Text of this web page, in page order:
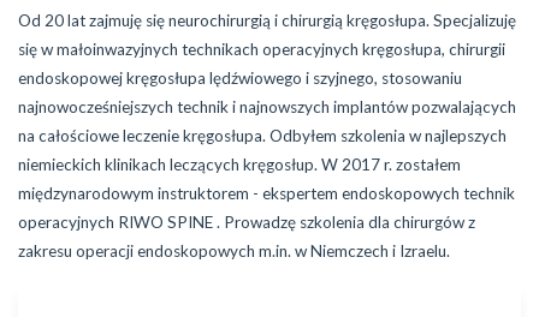
Od 20 lat zajmuję się neurochirurgią i chirurgią kręgosłupa. Specjalizuję
się w małoinwazyjnych technikach operacyjnych kręgosłupa, chirurgii
endoskopowej kręgosłupa lędźwiowego i szyjnego, stosowaniu
najnowocześniejszych technik i najnowszych implantów pozwalających
na całościowe leczenie kręgosłupa. Odbyłem szkolenia w najlepszych
niemieckich klinikach leczących kręgosłup. W 2017 r. zostałem
międzynarodowym instruktorem - ekspertem endoskopowych technik
operacyjnych RIWO SPINE . Prowadzę szkolenia dla chirurgów z
zakresu operacji endoskopowych m.in. w Niemczech i Izraelu.